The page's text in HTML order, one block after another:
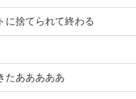
に捨てられて終わる
たあああああ